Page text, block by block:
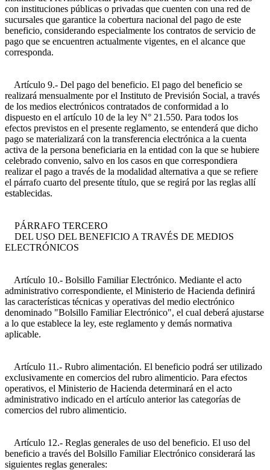
con instituciones públicas o privadas que cuenten con una red de
sucursales que garantice la cobertura nacional del pago de este
beneficio, considerando especialmente los contratos de servicio de
pago que se encuentren actualmente vigentes, en el alcance que
corresponda.
Artículo 9.- Del pago del beneficio. El pago del beneficio se
realizará mensualmente por el Instituto de Previsión Social, a través
de los medios electrónicos contratados de conformidad a lo
dispuesto en el artículo 10 de la ley N° 21.550. Para todos los
efectos previstos en el presente reglamento, se entenderá que dicho
pago se materializará con la transferencia electrónica a la cuenta
activa de la persona beneficiaria en la entidad con la que se hubiere
celebrado convenio, salvo en los casos en que correspondiera
realizar el pago a través de la modalidad alternativa a que se refiere
el párrafo cuarto del presente título, que se regirá por las reglas allí
establecidas.
PÁRRAFO TERCERO
DEL USO DEL BENEFICIO A TRAVÉS DE MEDIOS
ELECTRÓNICOS
Artículo 10.- Bolsillo Familiar Electrónico. Mediante el acto
administrativo correspondiente, el Ministerio de Hacienda definirá
las características técnicas y operativas del medio electrónico
denominado "Bolsillo Familiar Electrónico", el cual deberá ajustarse
a lo que establece la ley, este reglamento y demás normativa
aplicable.
Artículo 11.- Rubro alimentación. El beneficio podrá ser utilizado
exclusivamente en comercios del rubro alimenticio. Para efectos
operativos, el Ministerio de Hacienda determinará en el acto
administrativo indicado en el artículo anterior las categorías de
comercios del rubro alimenticio.
Artículo 12.- Reglas generales de uso del beneficio. El uso del
beneficio a través del Bolsillo Familiar Electrónico considerará las
siguientes reglas generales: